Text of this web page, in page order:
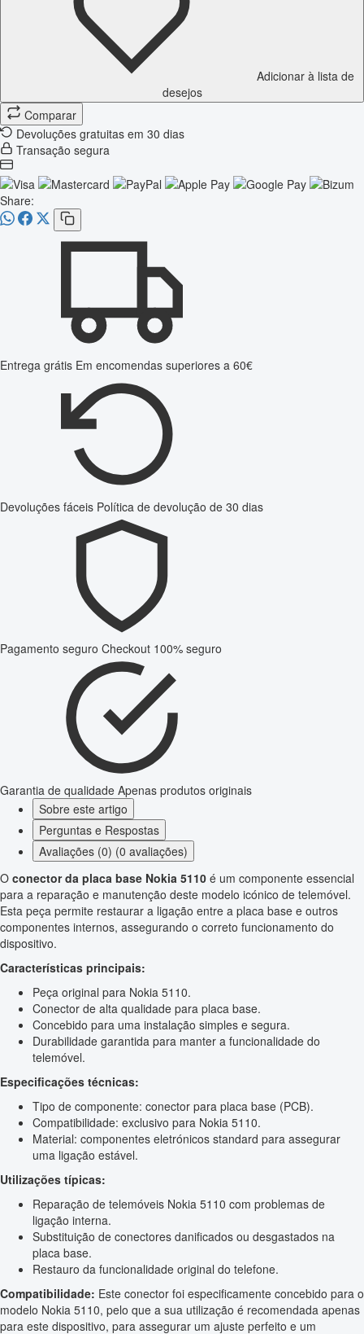
Adicionar à lista de
desejos
Comparar
Devoluções gratuitas em 30 dias
Transação segura
Share:
Entrega grátis Em encomendas superiores a 60€
Devoluções fáceis Política de devolução de 30 dias
Pagamento seguro Checkout 100% seguro
Garantia de qualidade Apenas produtos originais
Sobre este artigo
Perguntas e Respostas
Avaliações (0) (0 avaliações)
O conector da placa base Nokia 5110 é um componente essencial
para a reparação e manutenção deste modelo icónico de telemóvel.
Esta peça permite restaurar a ligação entre a placa base e outros
componentes internos, assegurando o correto funcionamento do
dispositivo.
Características principais:
Peça original para Nokia 5110.
Conector de alta qualidade para placa base.
Concebido para uma instalação simples e segura.
Durabilidade garantida para manter a funcionalidade do
telemóvel.
Especificações técnicas:
Tipo de componente: conector para placa base (PCB).
Compatibilidade: exclusivo para Nokia 5110.
Material: componentes eletrónicos standard para assegurar
uma ligação estável.
Utilizações típicas:
Reparação de telemóveis Nokia 5110 com problemas de
ligação interna.
Substituição de conectores danificados ou desgastados na
placa base.
Restauro da funcionalidade original do telefone.
Compatibilidade: Este conector foi especificamente concebido para o
modelo Nokia 5110, pelo que a sua utilização é recomendada apenas
para este dispositivo, para assegurar um ajuste perfeito e um